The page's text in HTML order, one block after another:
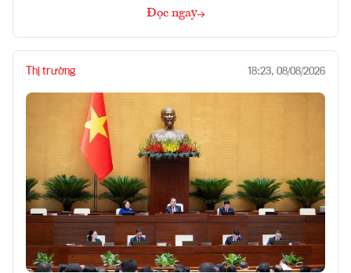
Đọc ngay
Thị trường 18:23, 08/08/2026